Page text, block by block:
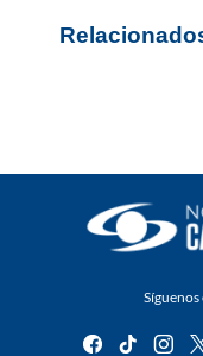
Síguenos
facebook
tiktok